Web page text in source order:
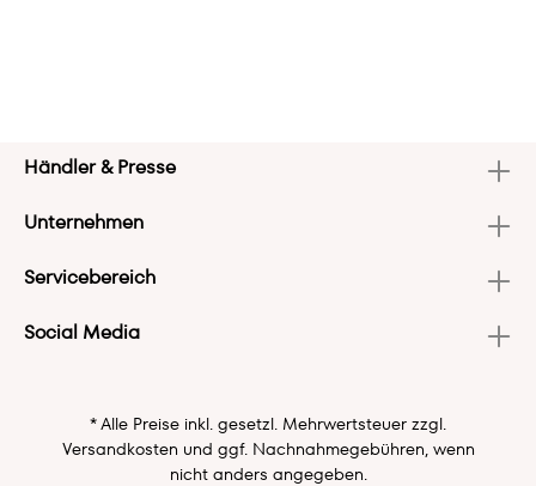
Händler & Presse
Unternehmen
Servicebereich
Social Media
* Alle Preise inkl. gesetzl. Mehrwertsteuer zzgl.
Versandkosten und ggf. Nachnahmegebühren, wenn
nicht anders angegeben.